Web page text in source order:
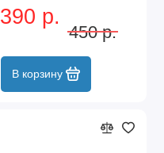
390 р.
450 р.
В корзину